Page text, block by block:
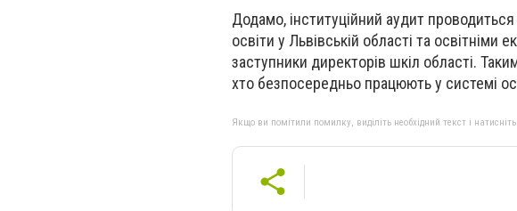
Додамо, інституційний аудит
освіти у Львівській області та
заступники директорів шкіл області.
хто безпосередньо працюють у системі
Якщо ви помітили помилку, виділіть необхідний текст і